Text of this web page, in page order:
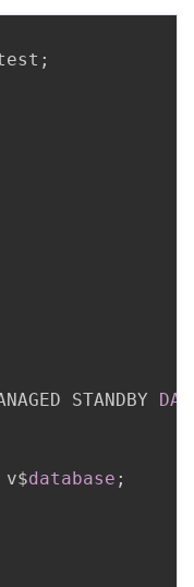
;
STANDBY
v$database ;